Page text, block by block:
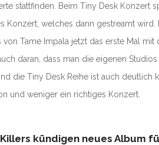
stattfinden. Beim Tiny Desk Konzert
Konzert, welches dann gestreamt wird.
von Tame Impala jetzt das erste Mal
daran, dass man die eigenen
die Tiny Desk Reihe ist auch deutlich
und weniger ein richtiges Konzert.
kündigen neues Album